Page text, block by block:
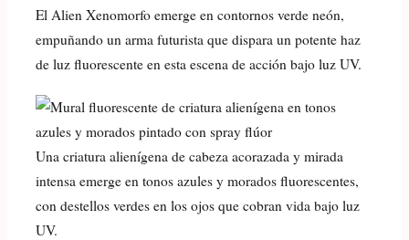
El Alien Xenomorfo emerge en contornos verde neón,
empuñando un arma futurista que dispara un potente haz
de luz fluorescente en esta escena de acción bajo luz UV.
Una criatura alienígena de cabeza acorazada y mirada
intensa emerge en tonos azules y morados fluorescentes,
con destellos verdes en los ojos que cobran vida bajo luz
UV.